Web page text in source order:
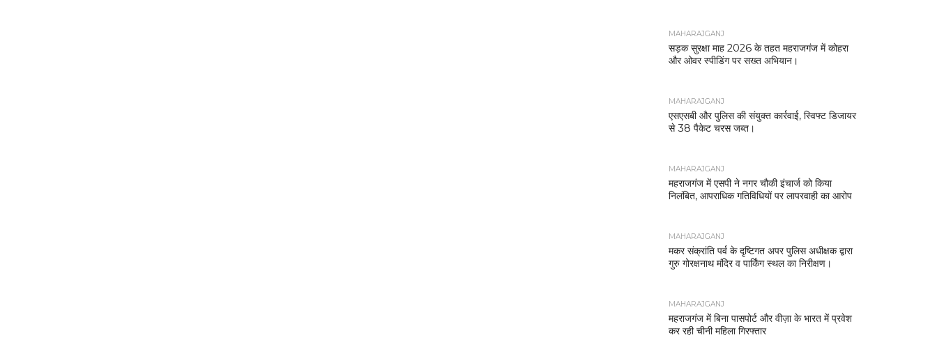
MAHARAJGANJ
सड़क सुरक्षा माह 2026 के तहत महराजगंज में कोहरा
और ओवर स्पीडिंग पर सख्त अभियान।
MAHARAJGANJ
एसएसबी और पुलिस की संयुक्त कार्रवाई, स्विफ्ट डिजायर
से 38 पैकेट चरस जब्त।
MAHARAJGANJ
महराजगंज में एसपी ने नगर चौकी इंचार्ज को किया
निलंबित, आपराधिक गतिविधियों पर लापरवाही का आरोप
MAHARAJGANJ
मकर संक्रांति पर्व के दृष्टिगत अपर पुलिस अधीक्षक द्वारा
गुरु गोरक्षनाथ मंदिर व पार्किंग स्थल का निरीक्षण।
MAHARAJGANJ
महराजगंज में बिना पासपोर्ट और वीज़ा के भारत में प्रवेश
कर रही चीनी महिला गिरफ्तार